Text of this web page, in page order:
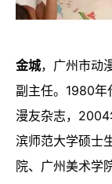
金城，广州市动
副主任。1980年
漫友杂志，2004
滨师范大学硕士
院、广州美术学